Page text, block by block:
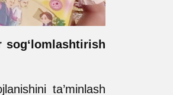
sog‘lomlashtirish
ta’minlash